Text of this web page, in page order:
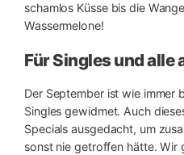
schamlos Küsse bis die
Wassermelone!
Für Singles und alle
Der September ist wie immer
Singles gewidmet. Auch
Specials ausgedacht, um
sonst nie getroffen hätte. Wir